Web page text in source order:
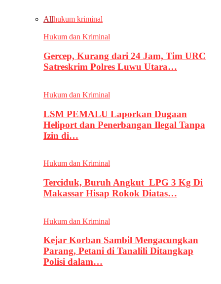
Allhukum kriminal
Hukum dan Kriminal
Gercep, Kurang dari 24 Jam, Tim URC
Satreskrim Polres Luwu Utara…
Hukum dan Kriminal
LSM PEMALU Laporkan Dugaan
Heliport dan Penerbangan Ilegal Tanpa
Izin di…
Hukum dan Kriminal
Terciduk, Buruh Angkut LPG 3 Kg Di
Makassar Hisap Rokok Diatas…
Hukum dan Kriminal
Kejar Korban Sambil Mengacungkan
Parang, Petani di Tanalili Ditangkap
Polisi dalam…